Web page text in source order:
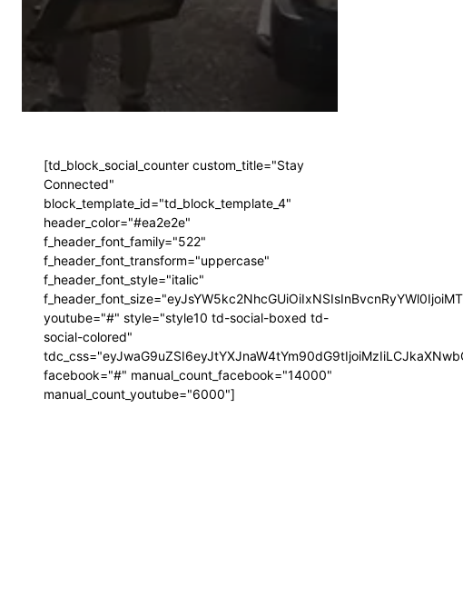
[td_block_social_counter custom_title="Stay
Connected"
block_template_id="td_block_template_4"
header_color="#ea2e2e"
f_header_font_family="522"
f_header_font_transform="uppercase"
f_header_font_style="italic"
youtube="#" style="style10 td-social-boxed td-
social-colored"
facebook="#" manual_count_facebook="14000"
manual_count_youtube="6000"]